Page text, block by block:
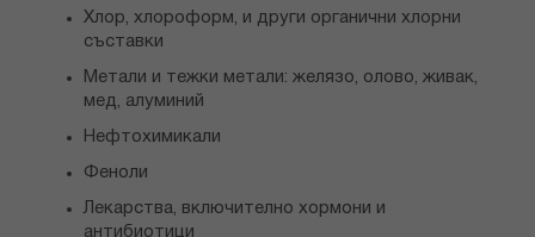
Хлор, хлороформ, и други органични хлорни
съставки
Метали и тежки метали: желязо, олово, живак,
мед, алуминий
Нефтохимикали
Феноли
Лекарства, включително хормони и
антибиотици